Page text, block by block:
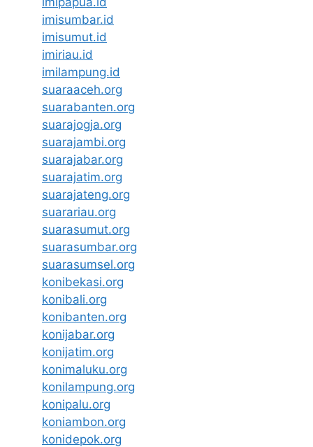
imisumbar.id
imisumut.id
imiriau.id
imilampung.id
suaraaceh.org
suarabanten.org
suarajogja.org
suarajambi.org
suarajabar.org
suarajatim.org
suarajateng.org
suarariau.org
suarasumut.org
suarasumbar.org
suarasumsel.org
konibekasi.org
konibali.org
konibanten.org
konijabar.org
konijatim.org
konimaluku.org
konilampung.org
konipalu.org
koniambon.org
konidepok.org